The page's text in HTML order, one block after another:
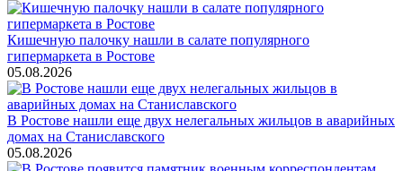
Кишечную палочку нашли в салате популярного
гипермаркета в Ростове
05.08.2026
В Ростове нашли еще двух нелегальных жильцов в аварийных
домах на Станиславского
05.08.2026